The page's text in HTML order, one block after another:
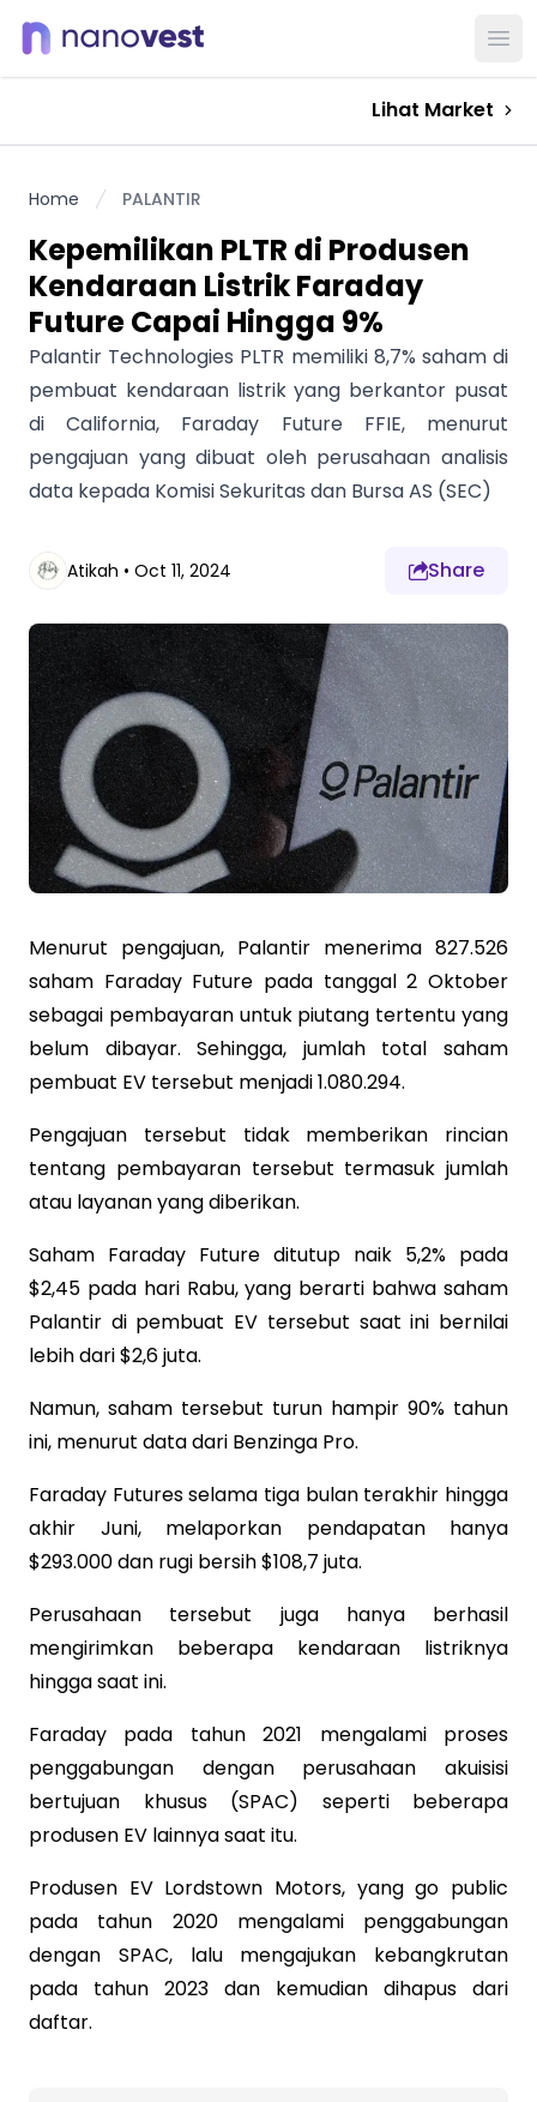
Lihat Market
Home PALANTIR
Kepemilikan PLTR di Produsen
Kendaraan Listrik Faraday
Future Capai Hingga 9%
Palantir Technologies PLTR memiliki 8,7% saham di
pembuat kendaraan listrik yang berkantor pusat
di California, Faraday Future FFIE, menurut
pengajuan yang dibuat oleh perusahaan analisis
data kepada Komisi Sekuritas dan Bursa AS (SEC)
Atikah • Oct 11, 2024 Share
Menurut pengajuan, Palantir menerima 827.526
saham Faraday Future pada tanggal 2 Oktober
sebagai pembayaran untuk piutang tertentu yang
belum dibayar. Sehingga, jumlah total saham
pembuat EV tersebut menjadi 1.080.294.
Pengajuan tersebut tidak memberikan rincian
tentang pembayaran tersebut termasuk jumlah
atau layanan yang diberikan.
Saham Faraday Future ditutup naik 5,2% pada
$2,45 pada hari Rabu, yang berarti bahwa saham
Palantir di pembuat EV tersebut saat ini bernilai
lebih dari $2,6 juta.
Namun, saham tersebut turun hampir 90% tahun
ini, menurut data dari Benzinga Pro.
Faraday Futures selama tiga bulan terakhir hingga
akhir Juni, melaporkan pendapatan hanya
$293.000 dan rugi bersih $108,7 juta.
Perusahaan tersebut juga hanya berhasil
mengirimkan beberapa kendaraan listriknya
hingga saat ini.
Faraday pada tahun 2021 mengalami proses
penggabungan dengan perusahaan akuisisi
bertujuan khusus (SPAC) seperti beberapa
produsen EV lainnya saat itu.
Produsen EV Lordstown Motors, yang go public
pada tahun 2020 mengalami penggabungan
dengan SPAC, lalu mengajukan kebangkrutan
pada tahun 2023 dan kemudian dihapus dari
daftar.